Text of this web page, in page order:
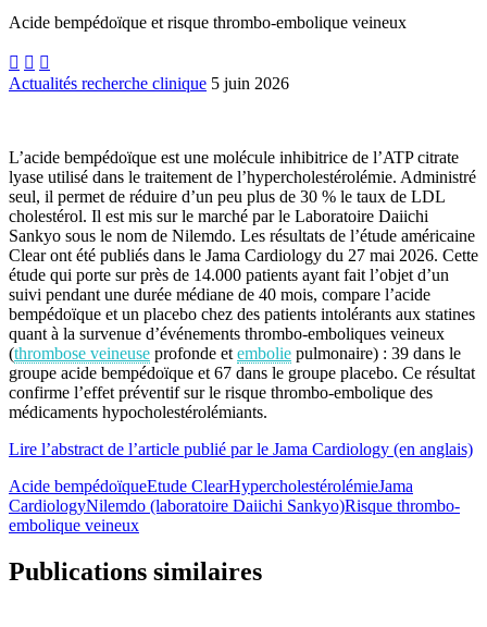
Acide bempédoïque et risque thrombo-embolique veineux
  
Actualités recherche clinique 5 juin 2026
L’acide bempédoïque est une molécule inhibitrice de l’ATP citrate
lyase utilisé dans le traitement de l’hypercholestérolémie. Administré
seul, il permet de réduire d’un peu plus de 30 % le taux de LDL
cholestérol. Il est mis sur le marché par le Laboratoire Daiichi
Sankyo sous le nom de Nilemdo. Les résultats de l’étude américaine
Clear ont été publiés dans le Jama Cardiology du 27 mai 2026. Cette
étude qui porte sur près de 14.000 patients ayant fait l’objet d’un
suivi pendant une durée médiane de 40 mois, compare l’acide
bempédoïque et un placebo chez des patients intolérants aux statines
quant à la survenue d’événements thrombo-emboliques veineux
(thrombose veineuse profonde et embolie pulmonaire) : 39 dans le
groupe acide bempédoïque et 67 dans le groupe placebo. Ce résultat
confirme l’effet préventif sur le risque thrombo-embolique des
médicaments hypocholestérolémiants.
Lire l’abstract de l’article publié par le Jama Cardiology (en anglais)
Acide bempédoïqueEtude ClearHypercholestérolémieJama
CardiologyNilemdo (laboratoire Daiichi Sankyo)Risque thrombo-
embolique veineux
Publications similaires